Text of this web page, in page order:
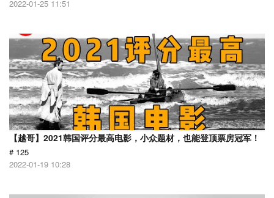
2022-01-25 11:51
【越哥】2021韩国评分最高电影，小众题材，也能登顶票房冠军！
# 125
2022-01-19 10:28